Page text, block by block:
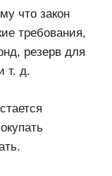
что закон
требования,
резерв для
т. д.